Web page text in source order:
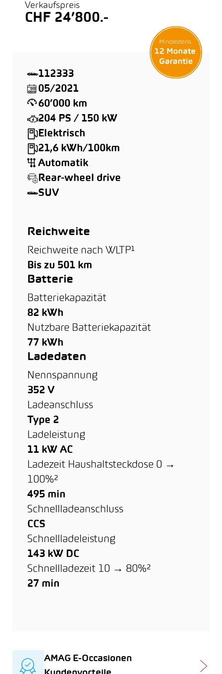
Verkaufspreis
CHF 24’800.-
112333
05/2021
60’000 km
204 PS / 150 kW
Elektrisch
21,6 kWh/100km
Automatik
Rear-wheel drive
SUV
Reichweite
Reichweite nach WLTP¹
Bis zu 501 km
Batterie
Batteriekapazität
82 kWh
Nutzbare Batteriekapazität
77 kWh
Ladedaten
Nennspannung
352 V
Ladeanschluss
Type 2
Ladeleistung
11 kW AC
Ladezeit Haushaltsteckdose 0 →
100%²
495 min
Schnellladeanschluss
CCS
Schnellladeleistung
143 kW DC
Schnellladezeit 10 → 80%²
27 min
AMAG E-Occasionen